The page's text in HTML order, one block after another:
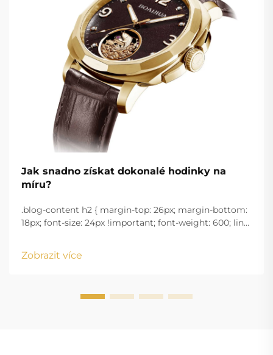
Jak snadno získat dokonalé hodinky na
míru?
.blog-content h2 { margin-top: 26px; margin-bottom:
18px; font-size: 24px !important; font-weight: 600; line-
w...
Zobrazit více